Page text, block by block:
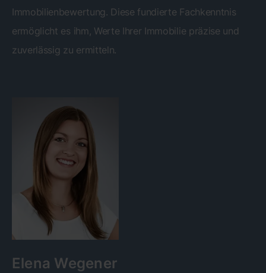
Immobilienbewertung. Diese fundierte Fachkenntnis
ermöglicht es ihm, Werte Ihrer Immobilie präzise und
zuverlässig zu ermitteln.
Elena Wegener